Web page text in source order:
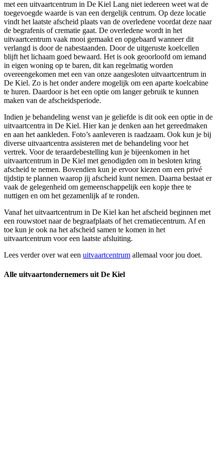
met een uitvaartcentrum in De Kiel Lang niet iedereen weet wat de
toegevoegde waarde is van een dergelijk centrum. Op deze locatie
vindt het laatste afscheid plaats van de overledene voordat deze naar
de begrafenis of crematie gaat. De overledene wordt in het
uitvaartcentrum vaak mooi gemaakt en opgebaard wanneer dit
verlangd is door de nabestaanden. Door de uitgeruste koelcellen
blijft het lichaam goed bewaard. Het is ook geoorloofd om iemand
in eigen woning op te baren, dit kan regelmatig worden
overeengekomen met een van onze aangesloten uitvaartcentrum in
De Kiel. Zo is het onder andere mogelijk om een aparte koelcabine
te huren. Daardoor is het een optie om langer gebruik te kunnen
maken van de afscheidsperiode.
Indien je behandeling wenst van je geliefde is dit ook een optie in de
uitvaartcentra in De Kiel. Hier kan je denken aan het gereedmaken
en aan het aankleden. Foto’s aanleveren is raadzaam. Ook kun je bij
diverse uitvaartcentra assisteren met de behandeling voor het
vertrek. Voor de teraardebestelling kun je bijeenkomen in het
uitvaartcentrum in De Kiel met genodigden om in besloten kring
afscheid te nemen. Bovendien kun je ervoor kiezen om een privé
tijdstip te plannen waarop jij afscheid kunt nemen. Daarna bestaat er
vaak de gelegenheid om gemeenschappelijk een kopje thee te
nuttigen en om het gezamenlijk af te ronden.
Vanaf het uitvaartcentrum in De Kiel kan het afscheid beginnen met
een rouwstoet naar de begraafplaats of het crematiecentrum. Af en
toe kun je ook na het afscheid samen te komen in het
uitvaartcentrum voor een laatste afsluiting.
Lees verder over wat een uitvaartcentrum allemaal voor jou doet.
Alle uitvaartondernemers uit De Kiel